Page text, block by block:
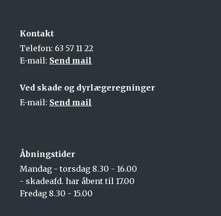
Kontakt
Telefon: 63 57 11 22
E-mail: Send mail
Ved skade og dyrlægeregninger
E-mail: Send mail
Åbningstider
Mandag - torsdag 8.30 - 16.00
- skadeafd. har åbent til 17.00
Fredag 8.30 - 15.00